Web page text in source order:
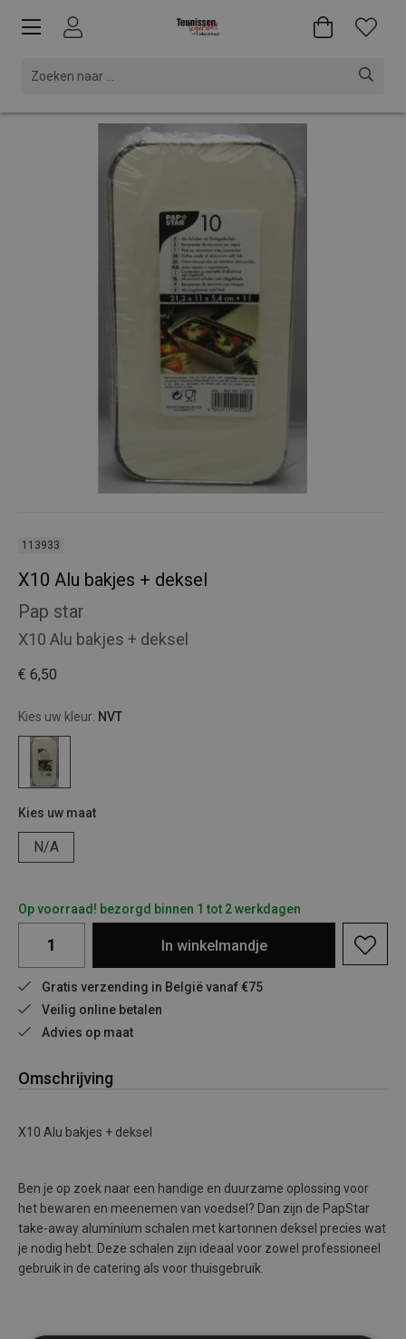
113933
X10 Alu bakjes + deksel
Pap star
X10 Alu bakjes + deksel
€ 6,50
Kies uw kleur: NVT
Kies uw maat
N/A
Op voorraad! bezorgd binnen 1 tot 2 werkdagen
In winkelmandje
Gratis verzending in België vanaf €75
Veilig online betalen
Advies op maat
Omschrijving
X10 Alu bakjes + deksel
Ben je op zoek naar een handige en duurzame oplossing voor
het bewaren en meenemen van voedsel? Dan zijn de PapStar
take-away aluminium schalen met kartonnen deksel precies wat
je nodig hebt. Deze schalen zijn ideaal voor zowel professioneel
gebruik in de catering als voor thuisgebruik.